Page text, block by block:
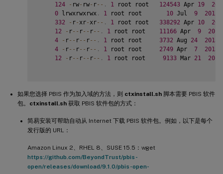
124
- rw- rw- r-- . 1 root root 124543 Apr 19
0 lrwxrwxrwx . 1 root root 10 Jul 9 2012
332
- r-xr-xr-- . 1 root root 338292 Apr 10
12
- r-- r-- r-- . 1 root root 11166 Apr 9 2015
4
- r-- r-- r-- . 1 root root 3732 Aug 24 2015
4
- r-- r-- r-- . 1 root root 2749 Apr 7 2015
12
- r-- r-- r-- . 1 root root 9133 Mar 21 2016
如果您选择 PBIS 作为加入域的方法，则 ctxinstall.sh 脚本需要 PBIS 软件
包。 ctxinstall.sh 获取 PBIS 软件包的方式：
简易安装可帮助自动从 Internet 下载 PBIS 软件包。例如，以下是每个
发行版的 URL：
Amazon Linux 2、RHEL 8、SUSE 15.5：wget
https://github.com/BeyondTrust/pbis-
open/releases/download/9.1.0/pbis-open-